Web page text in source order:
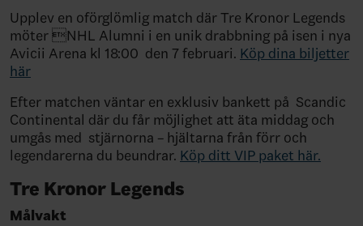
Upplev en oförglömlig match där Tre Kronor Legends
möter NHL Alumni i en unik drabbning på isen i nya
Avicii Arena kl 18:00 den 7 februari. Köp dina biljetter
här
Efter matchen väntar en exklusiv bankett på Scandic
Continental där du får möjlighet att äta middag och
umgås med stjärnorna – hjältarna från förr och
legendarerna du beundrar. Köp ditt VIP paket här.
Tre Kronor Legends
Målvakt